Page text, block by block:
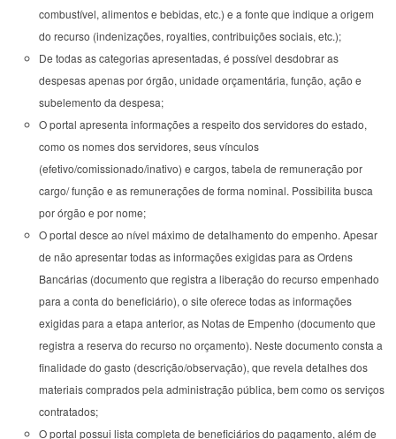
combustível, alimentos e bebidas, etc.) e a fonte que indique a origem
do recurso (indenizações, royalties, contribuições sociais, etc.);
De todas as categorias apresentadas, é possível desdobrar as
despesas apenas por órgão, unidade orçamentária, função, ação e
subelemento da despesa;
O portal apresenta informações a respeito dos servidores do estado,
como os nomes dos servidores, seus vínculos
(efetivo/comissionado/inativo) e cargos, tabela de remuneração por
cargo/ função e as remunerações de forma nominal. Possibilita busca
por órgão e por nome;
O portal desce ao nível máximo de detalhamento do empenho. Apesar
de não apresentar todas as informações exigidas para as Ordens
Bancárias (documento que registra a liberação do recurso empenhado
para a conta do beneficiário), o site oferece todas as informações
exigidas para a etapa anterior, as Notas de Empenho (documento que
registra a reserva do recurso no orçamento). Neste documento consta a
finalidade do gasto (descrição/observação), que revela detalhes dos
materiais comprados pela administração pública, bem como os serviços
contratados;
O portal possui lista completa de beneficiários do pagamento, além de